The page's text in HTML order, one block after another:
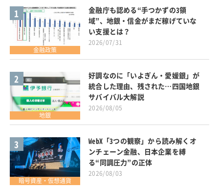
1
金融政策
金融庁も認める“手つかずの3領
域”、地銀・信金がまだ稼げていな
い支援とは？
2026/07/31
2
地銀
好調なのに「いよぎん・愛媛銀」が
統合した理由、残された…四国地銀
サバイバル大解説
2026/08/05
3
暗号資産・仮想通貨
WebX「3つの観察」から読み解くオ
ンチェーン金融、日本企業を縛
る“同調圧力”の正体
2026/08/03